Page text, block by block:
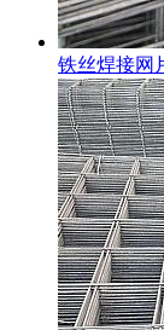
铁丝焊接网